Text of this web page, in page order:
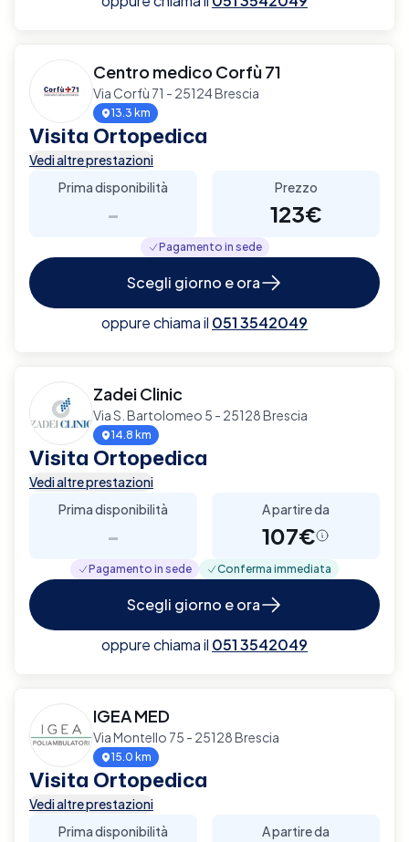
Centro medico Corfù 71
Via Corfù 71 - 25124 Brescia
13.3 km
Visita Ortopedica
Vedi altre prestazioni
Prima disponibilità
-
Prezzo
123€
Pagamento in sede
Scegli giorno e ora
oppure chiama il 051 3542049
Zadei Clinic
Via S. Bartolomeo 5 - 25128 Brescia
14.8 km
Visita Ortopedica
Vedi altre prestazioni
Prima disponibilità
-
A partire da
107€
Pagamento in sede Conferma immediata
Scegli giorno e ora
oppure chiama il 051 3542049
IGEA MED
Via Montello 75 - 25128 Brescia
15.0 km
Visita Ortopedica
Vedi altre prestazioni
Prima disponibilità
A partire da